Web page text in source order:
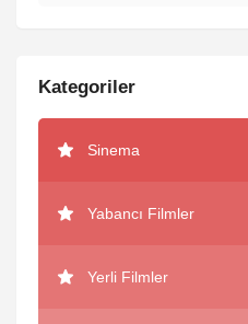
Kategoriler
Sinema
Yabancı Filmler
Yerli Filmler